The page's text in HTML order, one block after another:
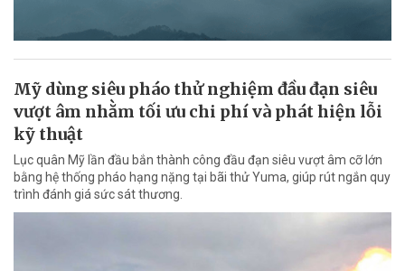
Mỹ dùng siêu pháo thử nghiệm đầu đạn siêu
vượt âm nhằm tối ưu chi phí và phát hiện lỗi
kỹ thuật
Lục quân Mỹ lần đầu bắn thành công đầu đạn siêu vượt âm cỡ lớn
bằng hệ thống pháo hạng nặng tại bãi thử Yuma, giúp rút ngắn quy
trình đánh giá sức sát thương.